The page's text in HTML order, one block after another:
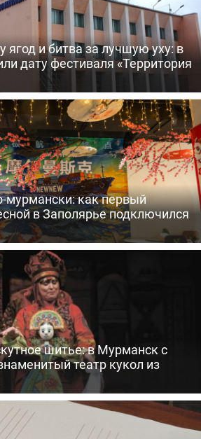
ягод и битва за лучшую уху: в
дату фестиваля «Территория
мурмански: как первый
в Заполярье подключился
шитье: в Мурманск с
театр кукол из